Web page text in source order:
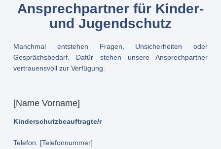
Ansprechpartner für Kinder-
und Jugendschutz
Manchmal entstehen Fragen, Unsicherheiten oder
Gesprächsbedarf. Dafür stehen unsere Ansprechpartner
vertrauensvoll zur Verfügung.
[Name Vorname]
Kinderschutzbeauftragte/r
Telefon: [Telefonnummer]